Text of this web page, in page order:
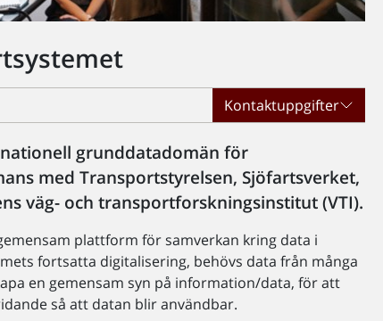
Kontaktuppgifter
grunddatadomän för
med Transportstyrelsen, Sjöfartsverket,
väg- och transportforskningsinstitut (VTI).
plattform för samverkan kring data i
fortsatta digitalisering, behövs data från många
en gemensam syn på information/data, för att
så att datan blir användbar.